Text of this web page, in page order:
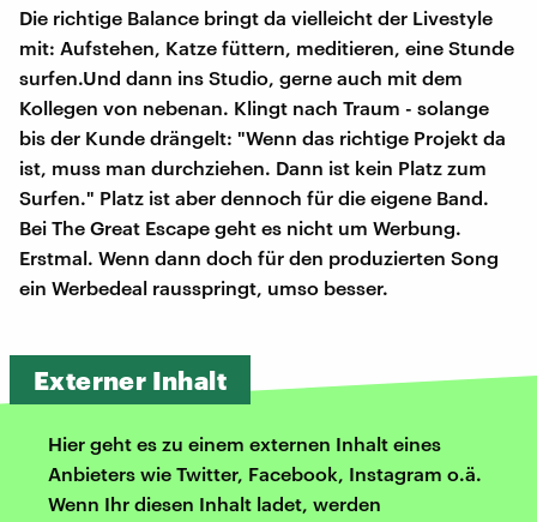
Die richtige Balance bringt da vielleicht der Livestyle
mit: Aufstehen, Katze füttern, meditieren, eine Stunde
surfen.Und dann ins Studio, gerne auch mit dem
Kollegen von nebenan. Klingt nach Traum - solange
bis der Kunde drängelt: "Wenn das richtige Projekt da
ist, muss man durchziehen. Dann ist kein Platz zum
Surfen." Platz ist aber dennoch für die eigene Band.
Bei The Great Escape geht es nicht um Werbung.
Erstmal. Wenn dann doch für den produzierten Song
ein Werbedeal rausspringt, umso besser.
Externer Inhalt
Hier geht es zu einem externen Inhalt eines
Anbieters wie Twitter, Facebook, Instagram o.ä.
Wenn Ihr diesen Inhalt ladet, werden